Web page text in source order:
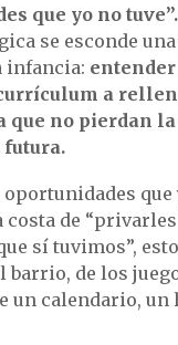
que yo no tuve”.
se esconde
infancia:
a
que no pierdan
oportunidades que
costa de
sí tuvimos”,
barrio, de los
un calendario, un